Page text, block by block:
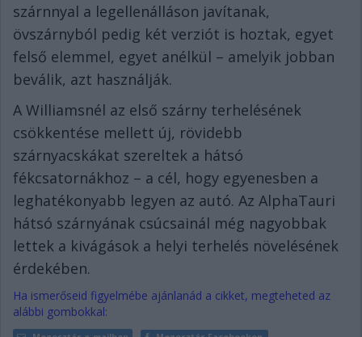
szárnnyal a legellenálláson javítanak,
övszárnyból pedig két verziót is hoztak, egyet
felső elemmel, egyet anélkül – amelyik jobban
beválik, azt használják.
A Williamsnél az első szárny terhelésének
csökkentése mellett új, rövidebb
szárnyacskákat szereltek a hátsó
fékcsatornákhoz – a cél, hogy egyenesben a
leghatékonyabb legyen az autó. Az AlphaTauri
hátsó szárnyának csúcsainál még nagyobbak
lettek a kivágások a helyi terhelés növelésének
érdekében.
Ha ismerőseid figyelmébe ajánlanád a cikket, megteheted az
alábbi gombokkal: